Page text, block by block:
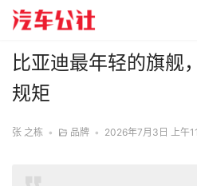
比亚迪最年轻的旗舰
规矩
张 之栋 • 品牌 • 2026年7月3日 上午